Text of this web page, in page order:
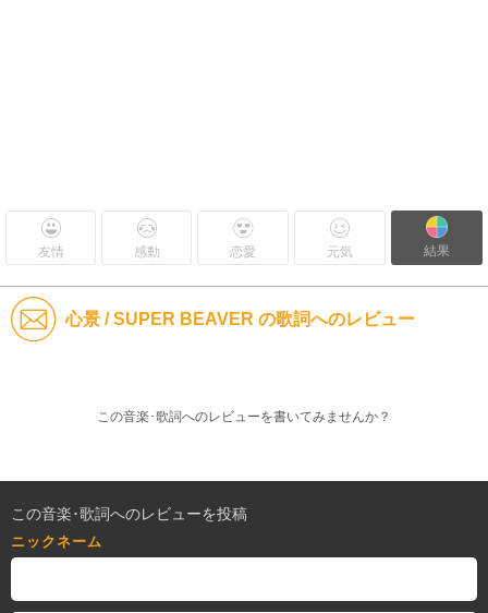
友情 感動 恋愛 元気 結果
心景 / SUPER BEAVER の歌詞へのレビュー
この音楽･歌詞へのレビューを書いてみませんか？
この音楽･歌詞へのレビューを投稿
ニックネーム